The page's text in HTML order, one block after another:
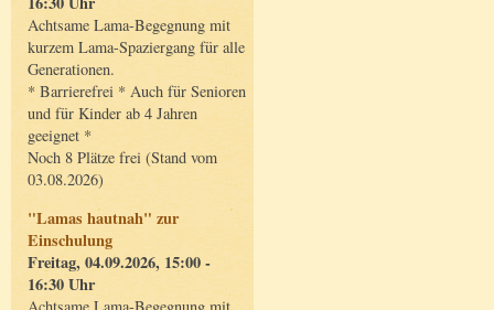
Achtsame Lama-Begegnung mit
kurzem Lama-Spaziergang für alle
Generationen.
* Barrierefrei * Auch für Senioren
und für Kinder ab 4 Jahren
geeignet *
Noch 8 Plätze frei (Stand vom
03.08.2026)
"Lamas hautnah" zur
Einschulung
Freitag, 04.09.2026, 15:00 -
16:30 Uhr